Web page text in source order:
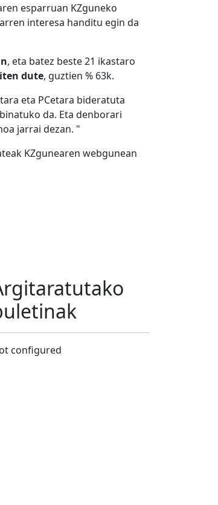
esparruan KZguneko
interesa handitu egin da
, eta batez beste 21 ikastaro
dute, guztien % 63k.
eta PCetara bideratuta
da. Eta denborari
jarrai dezan. "
KZgunearen webgunean
configured